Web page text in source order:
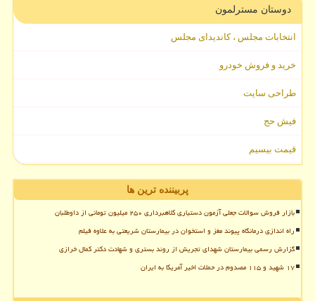
دوستان مسترلمون
انتخابات مجلس ، کاندیدای مجلس
خرید و فروش خودرو
طراحی سایت
فیش حج
قیمت بیسیم
پربیننده ترین ها
بازار فروش سوالات جعلی آزمون دستیاری کلاهبرداری ۲۵۰ میلیون تومانی از داوطلبان
راه اندازی درمانگاه پیوند مغز و استخوان در بیمارستان شریعتی به علاوه فیلم
گزارش رسمی بیمارستان شهدای تجریش از روند بستری و شهادت دکتر کمال خرازی
۱۷ شهید و ۱۱۵ مصدوم در حملات اخیر آمریکا به ایران